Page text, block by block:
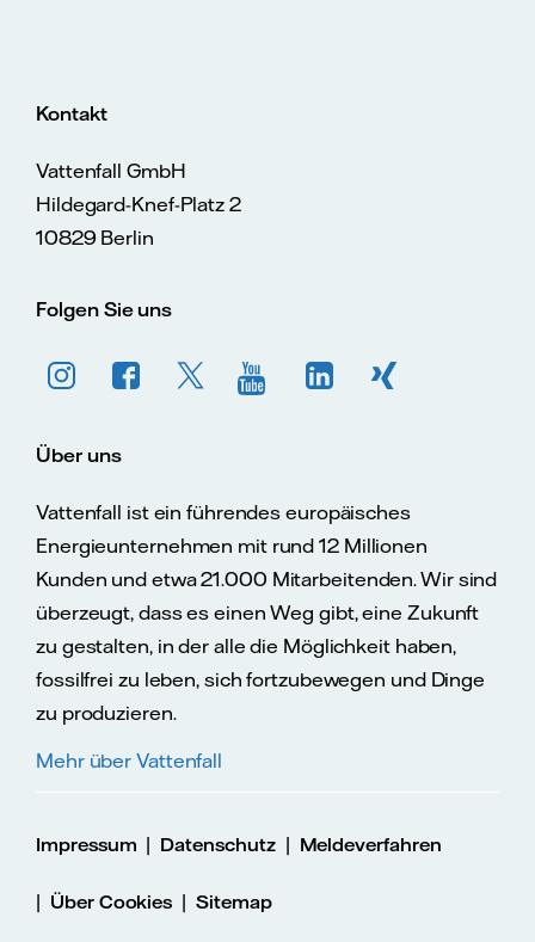
Kontakt
Vattenfall GmbH
Hildegard-Knef-Platz 2
10829 Berlin
Folgen Sie uns
Über uns
Vattenfall ist ein führendes europäisches
Energieunternehmen mit rund 12 Millionen
Kunden und etwa 21.000 Mitarbeitenden. Wir sind
überzeugt, dass es einen Weg gibt, eine Zukunft
zu gestalten, in der alle die Möglichkeit haben,
fossilfrei zu leben, sich fortzubewegen und Dinge
zu produzieren.
Mehr über Vattenfall
Impressum | Datenschutz| Meldeverfahren
| Über Cookies |Sitemap